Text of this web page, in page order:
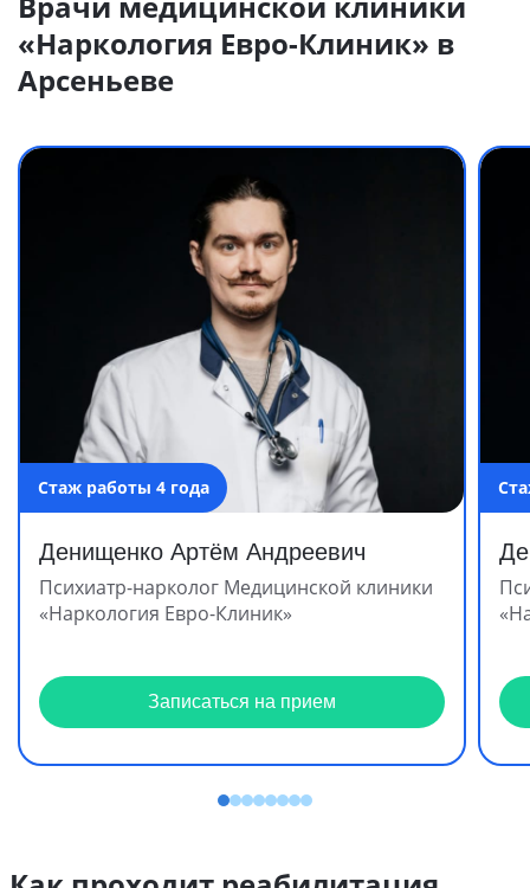
«Наркология Евро-Клиник» в
Арсеньеве
Стаж работы 4 года
Денищенко Артём Андреевич
Психиатр-нарколог Медицинской клиники
«Наркология Евро-Клиник»
Записаться на прием